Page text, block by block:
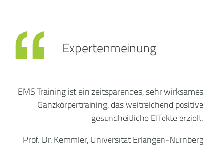
EMS Training ist ein zeitsparendes, sehr wirksames
Ganzkörpertraining, das weitreichend positive
gesundheitliche Effekte erzielt.
Prof. Dr. Kemmler, Universität Erlangen-Nürnberg
Expertenmeinung